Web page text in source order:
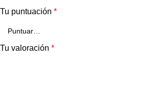
Tu puntuación *
Tu valoración *